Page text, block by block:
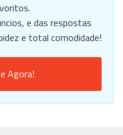
e das respostas
e total comodidade!
Agora!